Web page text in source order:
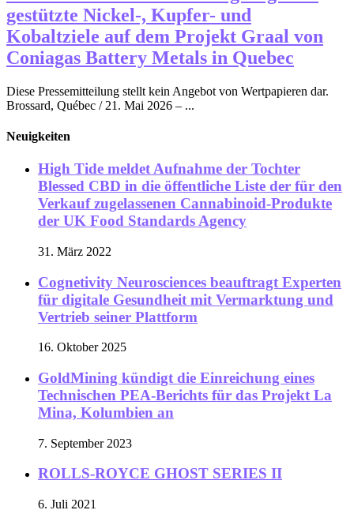
gestützte Nickel-, Kupfer- und
Kobaltziele auf dem Projekt Graal von
Coniagas Battery Metals in Quebec
Diese Pressemitteilung stellt kein Angebot von Wertpapieren dar.
Brossard, Québec / 21. Mai 2026 – ...
Neuigkeiten
High Tide meldet Aufnahme der Tochter
Blessed CBD in die öffentliche Liste der für den
Verkauf zugelassenen Cannabinoid-Produkte
der UK Food Standards Agency
31. März 2022
Cognetivity Neurosciences beauftragt Experten
für digitale Gesundheit mit Vermarktung und
Vertrieb seiner Plattform
16. Oktober 2025
GoldMining kündigt die Einreichung eines
Technischen PEA-Berichts für das Projekt La
Mina, Kolumbien an
7. September 2023
ROLLS-ROYCE GHOST SERIES II
6. Juli 2021